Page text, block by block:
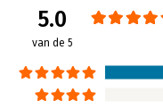
5.0
van de 5